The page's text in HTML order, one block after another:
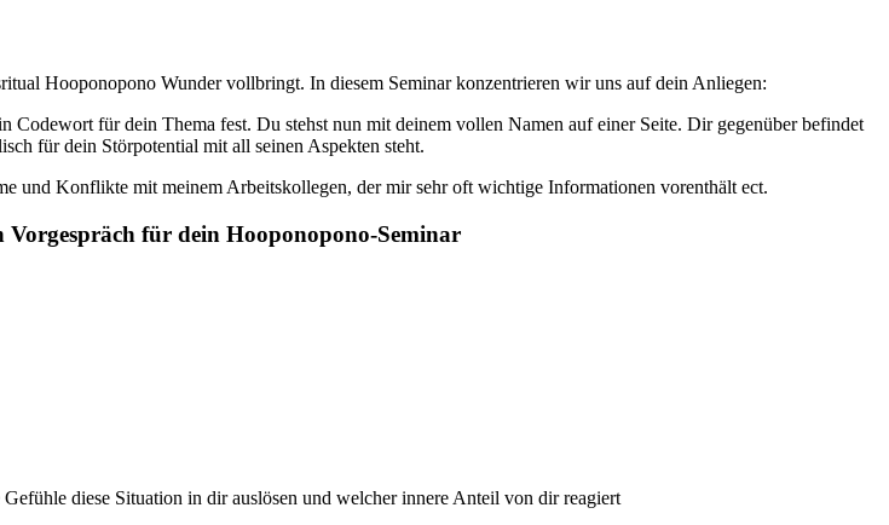
Hooponopono Wunder vollbringt. In diesem Seminar konzentrieren wir uns auf dein Anliegen:
Codewort für dein Thema fest. Du stehst nun mit deinem vollen Namen auf einer Seite. Dir gegenüber befindet
für dein Störpotential mit all seinen Aspekten steht.
und Konflikte mit meinem Arbeitskollegen, der mir sehr oft wichtige Informationen vorenthält ect.
Vorgespräch für dein Hooponopono-Seminar
diese Situation in dir auslösen und welcher innere Anteil von dir reagiert